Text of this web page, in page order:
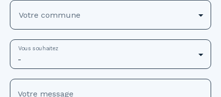
Votre commune
-
Vous souhaitez
Votre message